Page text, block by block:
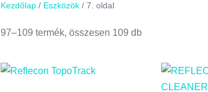
Kezdőlap/ Eszközök/ 7. oldal
97–109 termék, összesen 109 db